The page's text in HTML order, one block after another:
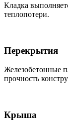
Кладка
теплопотери.
Перекрытия
Железобетонные
прочность
Крыша